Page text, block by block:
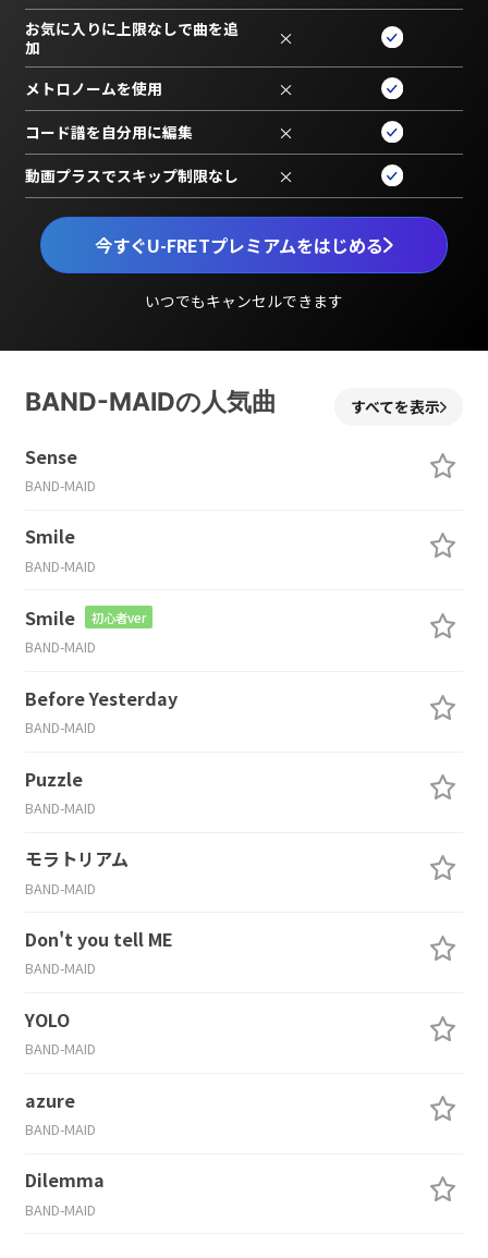
今すぐU-FRETプレミアムをはじめる
いつでもキャンセルできます
お気に入りに上限なしで曲を追
加
×
メトロノームを使用 ×
コード譜を自分用に編集 ×
動画プラスでスキップ制限なし ×
BAND-MAIDの人気曲 すべてを表示
Sense
BAND-MAID
Smile
BAND-MAID
Smile 初心者ver
BAND-MAID
Before Yesterday
BAND-MAID
Puzzle
BAND-MAID
モラトリアム
BAND-MAID
Don't you tell ME
BAND-MAID
YOLO
BAND-MAID
azure
BAND-MAID
Dilemma
BAND-MAID